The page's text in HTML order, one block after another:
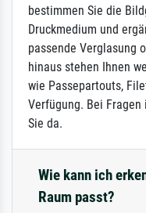
bestimmen Sie die
Druckmedium und
passende Verglasung
hinaus stehen Ihnen
wie Passepartouts,
Verfügung. Bei
Sie da.
Wie kann ich
Raum passt?